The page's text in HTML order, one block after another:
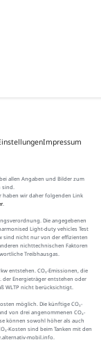
Impressum
allen Angaben und Bilder zum
sind.
haben wir daher folgenden Link
.
Die angegebenen
Light-duty vehicles Test
sind nicht nur von der effizienten
nichttechnischen Faktoren
Treibhausgas.
entstehen. CO₂-Emissionen, die
Energieträger entstehen oder
WLTP nicht berücksichtigt.
möglich. Die künftige CO₂-
von drei angenommenen CO₂-
können sowohl höher als auch
Kosten sind beim Tanken mit den
mobil.info.